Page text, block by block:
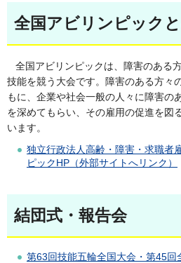
全国アビリンピック
全国アビリンピックは、障害のある
技能を競う大会です。障害のある方々
もに、企業や社会一般の人々に障害の
を深めてもらい、その雇用の促進を図
います。
独立行政法人高齢・障害・求職
ピックHP（外部サイトへリンク）
結団式・報告会
第63回技能五輪全国大会・第45回